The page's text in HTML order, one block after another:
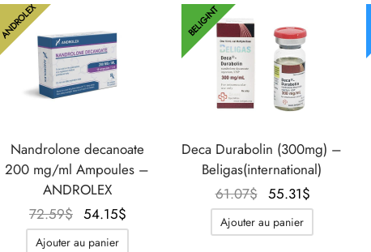
ANDROLEX
Nandrolone decanoate
200 mg/ml Ampoules –
ANDROLEX
72.59$ Le prix
initial
54.15$
Ajouter au panier
BELIG-INT
Deca Durabolin (300mg) –
Beligas(international)
61.07$ Le prix
initial
était :
55.31$
Ajouter au panier